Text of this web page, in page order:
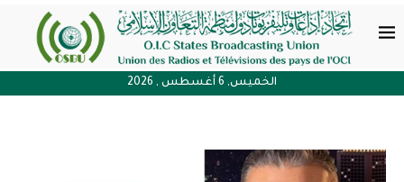
الخميس, 6 أغسطس , 2026